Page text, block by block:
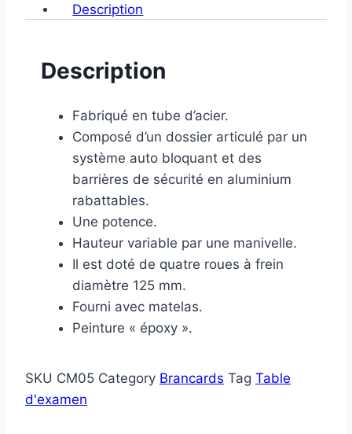
Description
Description
Fabriqué en tube d’acier.
Composé d’un dossier articulé par un
système auto bloquant et des
barrières de sécurité en aluminium
rabattables.
Une potence.
Hauteur variable par une manivelle.
Il est doté de quatre roues à frein
diamètre 125 mm.
Fourni avec matelas.
Peinture « époxy ».
SKU CM05 Category Brancards Tag Table
d'examen